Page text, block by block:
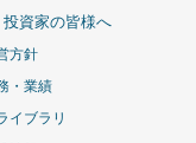
投資家の皆様へ
方針
・業績
イブラリ